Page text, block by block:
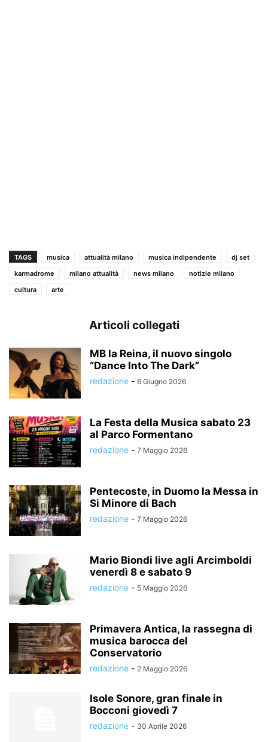
TAGS musica attualità milano musica indipendente
dj set
karmadrome
milano attualità news milano
notizie milano
cultura
arte
Articoli collegati
MB la Reina, il nuovo singolo
“Dance Into The Dark”
redazione - 6 Giugno 2026
La Festa della Musica sabato 23
al Parco Formentano
redazione - 7 Maggio 2026
Pentecoste, in Duomo la Messa in
Si Minore di Bach
redazione - 7 Maggio 2026
Mario Biondi live agli Arcimboldi
venerdì 8 e sabato 9
redazione - 5 Maggio 2026
Primavera Antica, la rassegna di
musica barocca del
Conservatorio
redazione - 2 Maggio 2026
Isole Sonore, gran finale in
Bocconi giovedì 7
redazione - 30 Aprile 2026